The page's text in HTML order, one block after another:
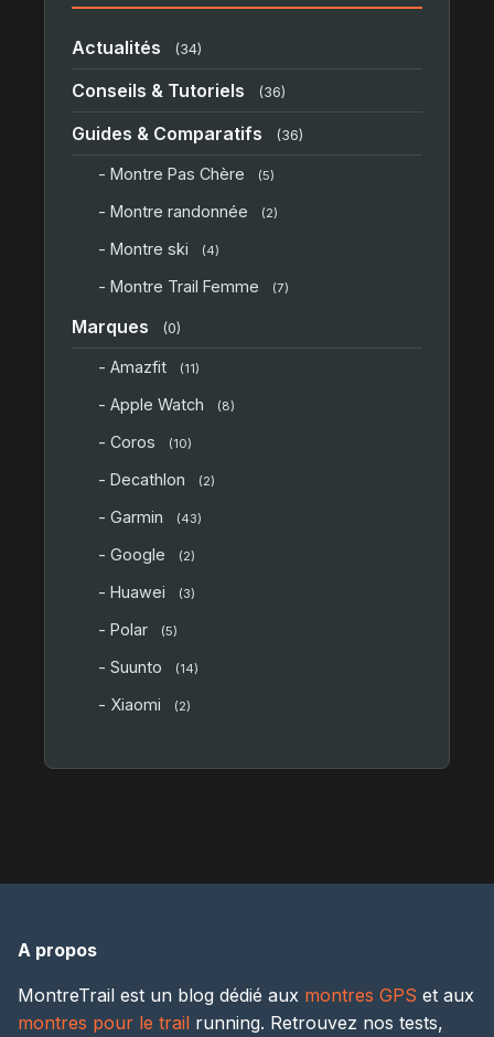
Actualités (34)
Conseils & Tutoriels (36)
Guides & Comparatifs (36)
- Montre Pas Chère (5)
- Montre randonnée (2)
- Montre ski (4)
- Montre Trail Femme (7)
Marques (0)
- Amazfit (11)
- Apple Watch (8)
- Coros (10)
- Decathlon (2)
- Garmin (43)
- Google (2)
- Huawei (3)
- Polar (5)
- Suunto (14)
- Xiaomi (2)
A propos
MontreTrail est un blog dédié aux montres GPS et aux
montres pour le trail running. Retrouvez nos tests,